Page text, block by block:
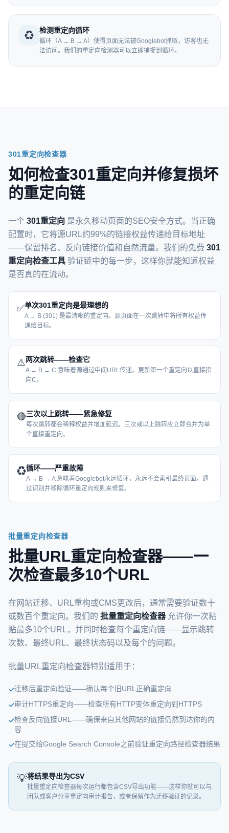
♻️ 检测重定向循环
循环（A → B → A）使得页面无法被Googlebot抓取，访客也无
法访问。我们的重定向检测器可以立即捕捉到循环。
301重定向检查器
如何检查301重定向并修复损坏
的重定向链
一个 301重定向 是永久移动页面的SEO安全方式。当正确
配置时，它将源URL约99%的链接权益传递给目标地址
——保留排名、反向链接价值和自然流量。我们的免费 301
重定向检查工具 验证链中的每一步，这样你就能知道权益
是否真的在流动。
✅单次301重定向是最理想的
A → B (301) 是最清晰的重定向。源页面在一次跳转中将所有权益传
递给目标。
⚠️两次跳转——检查它
A → B → C 意味着源通过中间URL传递。更新第一个重定向以直接指
向C。
🔴三次以上跳转——紧急修复
每次跳转都会稀释权益并增加延迟。三次或以上跳转应立即合并为单
个直接重定向。
♻️循环——严重故障
A → B → A 意味着Googlebot永远循环，永远不会索引最终页面。通
过识别并移除循环重定向规则来修复。
批量重定向检查器
批量URL重定向检查器——一
次检查最多10个URL
在网站迁移、URL重构或CMS更改后，通常需要验证数十
或数百个重定向。我们的 批量重定向检查器允许你一次粘
贴最多10个URL，并同时检查每个重定向链——显示跳转
次数、最终URL、最终状态码以及每个的问题。
批量URL重定向检查器特别适用于：
✓迁移后重定向验证——确认每个旧URL正确重定向
✓审计HTTPS重定向——检查所有HTTP变体重定向到HTTPS
✓检查反向链接URL——确保来自其他网站的链接仍然到达你的内
容
✓在提交给Google Search Console之前验证重定向路径检查器结果
💡将结果导出为CSV
批量重定向检查器每次运行都包含CSV导出功能——这样你就可以与
团队或客户分享重定向审计报告，或者保留作为迁移验证的记录。